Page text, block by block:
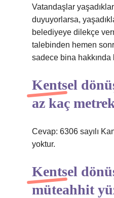
Vatandaşlar
duyuyorlarsa,
belediyeye dilekçe
talebinden hemen
sadece bina
Kentsel
az kaç
Cevap: 6306 sayılı
yoktur.
Kentsel
müteahhit